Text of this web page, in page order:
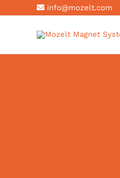
al
contenuto
info@mozelt.com